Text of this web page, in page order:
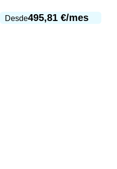
Desde495,81 €/mes